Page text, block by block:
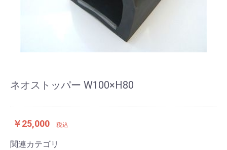
ネオストッパー W100×H80
￥25,000 税込
関連カテゴリ